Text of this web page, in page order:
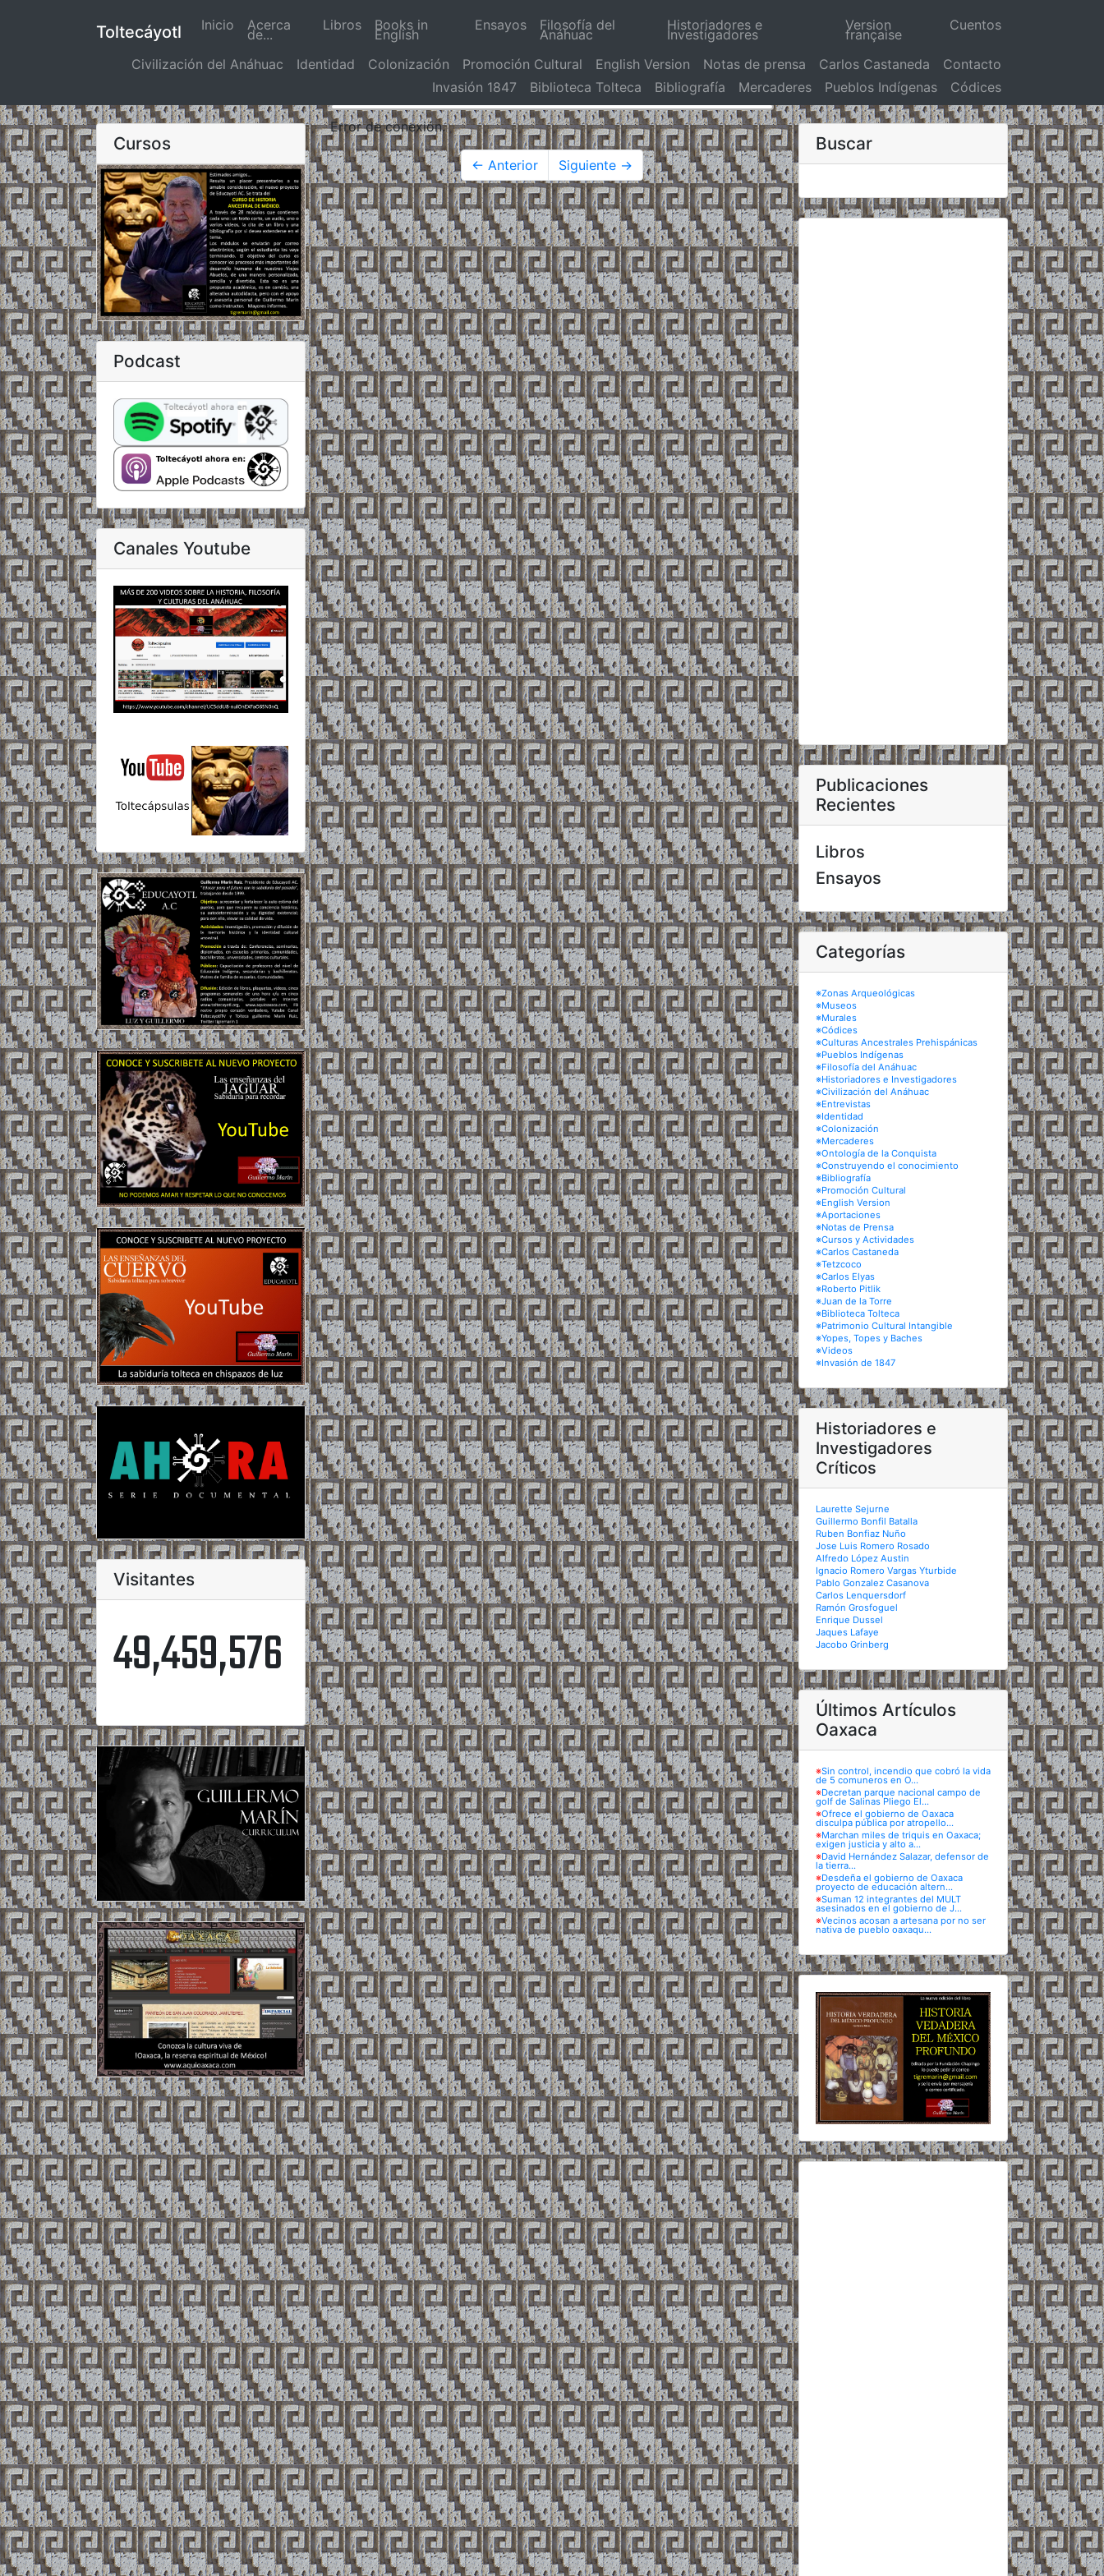
Toltecáyotl Inicio (actual)
Acerca
de...
Libros Books in
English
Ensayos Filosofía del
Anáhuac
Historiadores e
Investigadores
Version
française
Cuentos
Civilización del Anáhuac Identidad Colonización Promoción Cultural English Version Notas de prensa Carlos Castaneda
Contacto
Invasión 1847
Biblioteca Tolteca Bibliografía Mercaderes Pueblos Indígenas Códices
Cursos
Podcast
Canales Youtube
Visitantes
49,459,576
Error de conexión.
← Anterior Siguiente →
Buscar
Publicaciones
Recientes
Libros
Ensayos
Categorías
※Zonas Arqueológicas
※Museos
※Murales
※Códices
※Culturas Ancestrales Prehispánicas
※Pueblos Indígenas
※Filosofía del Anáhuac
※Historiadores e Investigadores
※Civilización del Anáhuac
※Entrevistas
※Identidad
※Colonización
※Mercaderes
※Ontología de la Conquista
※Construyendo el conocimiento
※Bibliografía
※Promoción Cultural
※English Version
※Aportaciones
※Notas de Prensa
※Cursos y Actividades
※Carlos Castaneda
※Tetzcoco
※Carlos Elyas
※Roberto Pitlik
※Juan de la Torre
※Biblioteca Tolteca
※Patrimonio Cultural Intangible
※Yopes, Topes y Baches
※Videos
※Invasión de 1847
Historiadores e
Investigadores
Críticos
Laurette Sejurne
Guillermo Bonfil Batalla
Ruben Bonfiaz Nuño
Jose Luis Romero Rosado
Alfredo López Austin
Ignacio Romero Vargas Yturbide
Pablo Gonzalez Casanova
Carlos Lenquersdorf
Ramón Grosfoguel
Enrique Dussel
Jaques Lafaye
Jacobo Grinberg
Últimos Artículos
Oaxaca
※Sin control, incendio que cobró la vida
de 5 comuneros en O...
※Decretan parque nacional campo de
golf de Salinas Pliego El...
※Ofrece el gobierno de Oaxaca
disculpa pública por atropello...
※Marchan miles de triquis en Oaxaca;
exigen justicia y alto a...
※David Hernández Salazar, defensor de
la tierra...
※Desdeña el gobierno de Oaxaca
proyecto de educación altern...
※Suman 12 integrantes del MULT
asesinados en el gobierno de J...
※Vecinos acosan a artesana por no ser
nativa de pueblo oaxaqu...